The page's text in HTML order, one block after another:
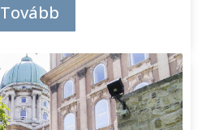
Tovább